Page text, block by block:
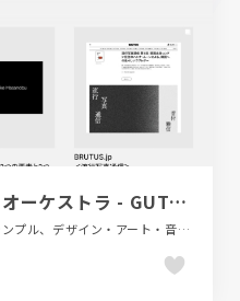
株式会社グーテンベルクオーケストラ - GUTENBERG ORCHESTRA
グレー系、コーポレートサイト、シンプル、デザイン・アート・音楽・文芸